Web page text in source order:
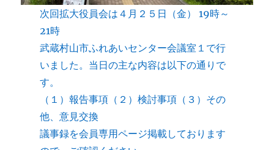
次回拡大役員会は４月２５日（金） 19時～
21時
武蔵村山市ふれあいセンター会議室１で行
いました。当日の主な内容は以下の通りで
す。
（１）報告事項（２）検討事項（３）その
他、意見交換
議事録を会員専用ページ掲載しております